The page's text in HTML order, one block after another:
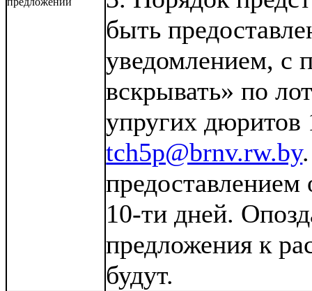
быть
уведомлением, с
вскрывать» по
упругих дюритов
tch5p@brnv.rw.by
предоставлением
10-ти дней.
предложения к
будут.